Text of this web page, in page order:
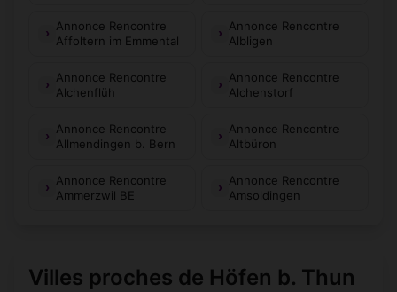
Annonce Rencontre
Affoltern im Emmental
Annonce Rencontre
Albligen
Annonce Rencontre
Alchenflüh
Annonce Rencontre
Alchenstorf
Annonce Rencontre
Allmendingen b. Bern
Annonce Rencontre
Altbüron
Annonce Rencontre
Ammerzwil BE
Annonce Rencontre
Amsoldingen
Villes proches de Höfen b. Thun